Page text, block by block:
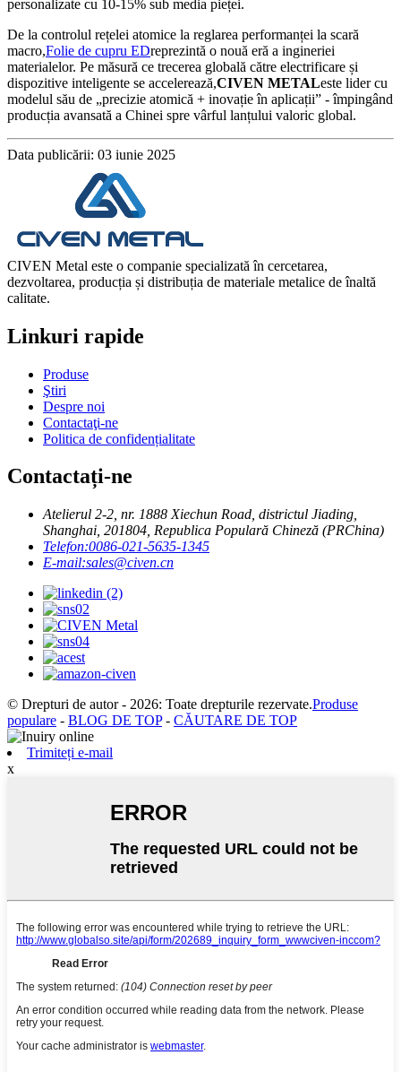
personalizate cu 10-15% sub media pieței.
De la controlul rețelei atomice la reglarea performanței la scară
macro,Folie de cupru EDreprezintă o nouă eră a ingineriei
materialelor. Pe măsură ce trecerea globală către electrificare și
dispozitive inteligente se accelerează,CIVEN METALeste lider cu
modelul său de „precizie atomică + inovație în aplicații” - împingând
producția avansată a Chinei spre vârful lanțului valoric global.
Data publicării: 03 iunie 2025
CIVEN Metal este o companie specializată în cercetarea,
dezvoltarea, producția și distribuția de materiale metalice de înaltă
calitate.
Linkuri rapide
Produse
Ştiri
Despre noi
Contactaţi-ne
Politica de confidențialitate
Contactați-ne
Atelierul 2-2, nr. 1888 Xiechun Road, districtul Jiading,
Shanghai, 201804, Republica Populară Chineză (PRChina)
Telefon:0086-021-5635-1345
E-mail:sales@civen.cn
© Drepturi de autor - 2026: Toate drepturile rezervate.Produse
populare - BLOG DE TOP- CĂUTARE DE TOP
Trimiteți e-mail
x